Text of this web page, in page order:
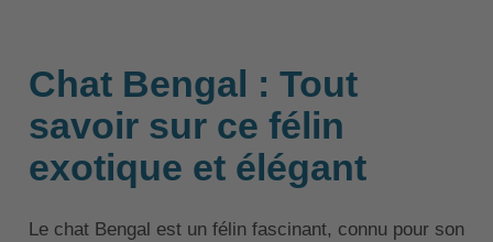
Chat Bengal : Tout
savoir sur ce félin
exotique et élégant
Le chat Bengal est un félin fascinant, connu pour son